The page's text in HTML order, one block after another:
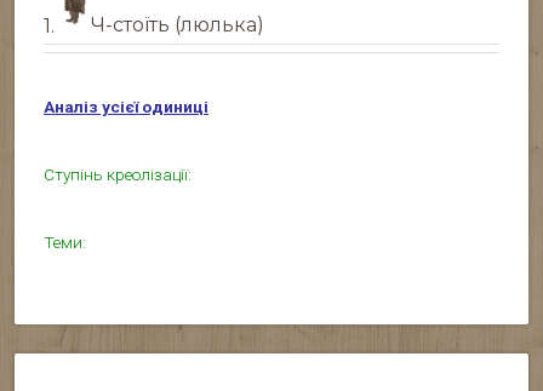
1. Ч-стоїть (люлька)
Аналіз усієї одиниці
Ступінь креолізації:
Теми: